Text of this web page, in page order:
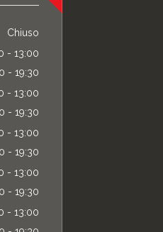
Chiuso
- 13:00
- 19:30
- 13:00
- 19:30
- 13:00
- 19:30
- 13:00
- 19:30
- 13:00